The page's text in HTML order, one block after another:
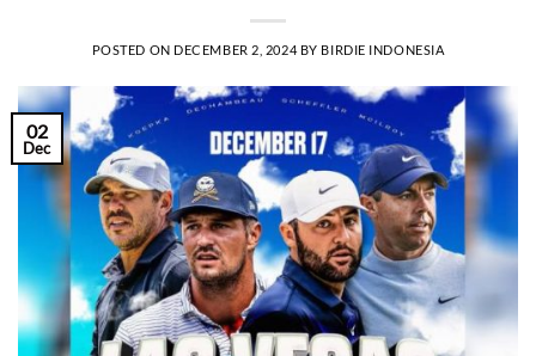
POSTED ON DECEMBER 2, 2024 BY BIRDIE INDONESIA
02
Dec